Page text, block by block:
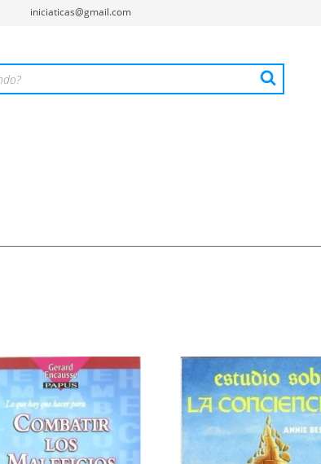
iniciaticas@gmail.com